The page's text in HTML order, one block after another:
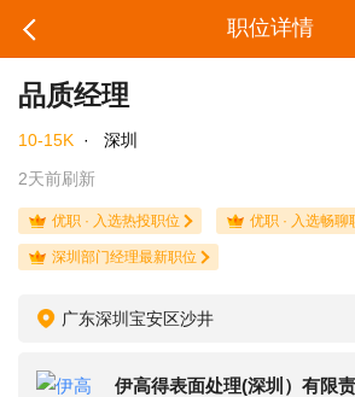
职位详情
品质经理
10-15K ·
深圳
2天前刷新
优职 · 入选热投职位 优职 · 入选畅聊
深圳部门经理最新职位
广东深圳宝安区沙井
伊高得表面处理(深圳）有限